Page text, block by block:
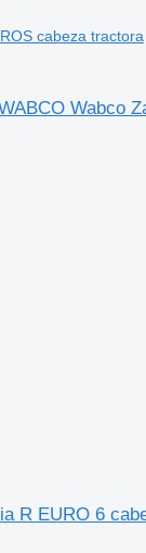
cabeza tractora
Wabco
R EURO 6